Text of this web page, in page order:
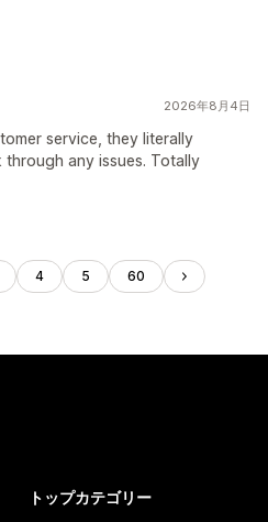
2026年8月4日
service, they literally
any issues. Totally
4 5 60
トップカテゴリー